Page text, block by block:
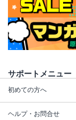
サポートメニュー
初めての方へ
ヘルプ・お問合せ